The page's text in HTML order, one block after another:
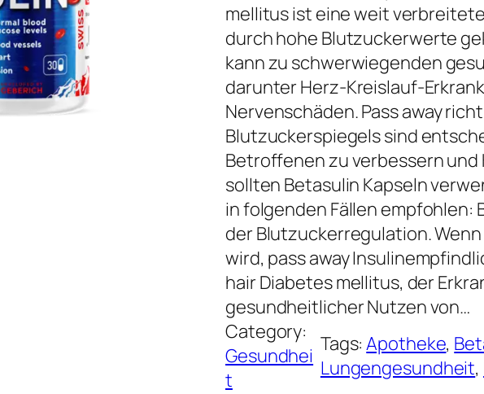
mellitus ist eine weit
durch hohe Blutzuckerwerte
kann zu schwerwiegenden
darunter Herz-Kreislauf-
Nervenschäden. Pass away
Blutzuckerspiegels sind
Betroffenen zu verbessern und
sollten Betasulin Kapseln
in folgenden Fällen
der Blutzuckerregulation.
wird, pass away
hair Diabetes mellitus, der
gesundheitlicher Nutzen von…
Category:
Gesundhei
t
Tags:Apotheke,
Lungengesundheit,